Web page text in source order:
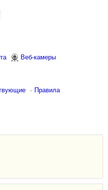
Веб-камеры
Правила